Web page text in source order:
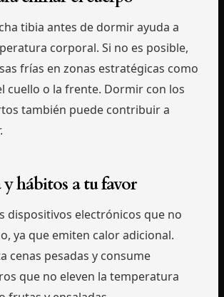
tibia antes de dormir ayuda a
corporal. Si no es posible,
frías en zonas estratégicas como
cuello o la frente. Dormir con los
también puede contribuir a
hábitos a tu favor
dispositivos electrónicos que no
ya que emiten calor adicional.
cenas pesadas y consume
que no eleven la temperatura